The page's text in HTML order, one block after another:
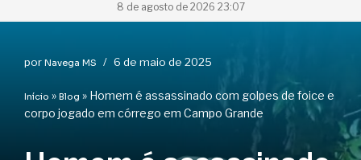
8 de agosto de 2026 23:07
por Navega MS 6 de maio de 2025
Início » Blog » Homem é assassinado com golpes de foice e
corpo jogado em córrego em Campo Grande